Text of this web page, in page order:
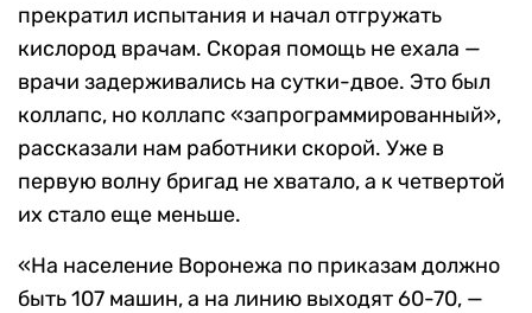
прекратил испытания и начал отгружать
кислород врачам. Скорая помощь не ехала —
врачи задерживались на сутки-двое. Это был
коллапс, но коллапс «запрограммированный»,
рассказали нам работники скорой. Уже в
первую волну бригад не хватало, а к четвертой
их стало еще меньше.
«На население Воронежа по приказам должно
быть 107 машин, а на линию выходят 60-70, —